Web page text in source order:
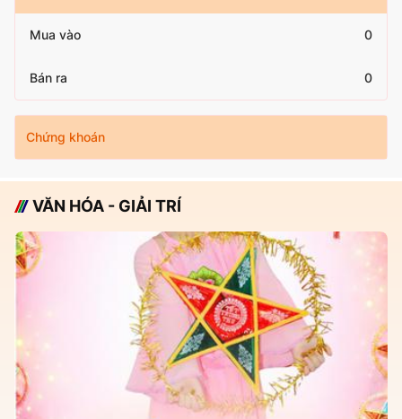
Mua vào 0
Bán ra 0
Chứng khoán
VĂN HÓA - GIẢI TRÍ